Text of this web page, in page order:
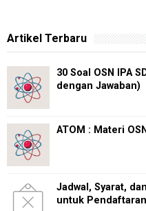
Artikel Terbaru
30 Soal OSN IPA
dengan Jawaban)
ATOM : Materi
Jadwal, Syarat,
untuk